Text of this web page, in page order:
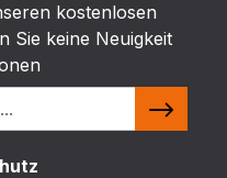
kostenlosen
Sie keine Neuigkeit